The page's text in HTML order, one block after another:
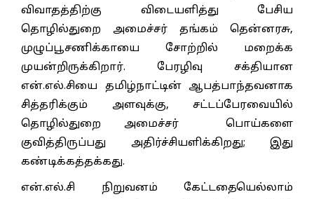
விவாதத்திற்கு விடையளித்து பேசிய
தொழில்துறை அமைச்சர் தங்கம் தென்னரசு,
முழுப்பூசணிக்காயை சோற்றில் மறைக்க
முயன்றிருக்கிறார். பேரழிவு சக்தியான
என்.எல்.சியை தமிழ்நாட்டின் ஆபத்பாந்தவனாக
சித்தரிக்கும் அளவுக்கு, சட்டப்பேரவையில்
தொழில்துறை அமைச்சர் பொய்களை
குவித்திருப்பது அதிர்ச்சியளிக்கிறது; இது
கண்டிக்கத்தக்கது.
என்.எல்.சி நிறுவனம் கேட்டதையெல்லாம்